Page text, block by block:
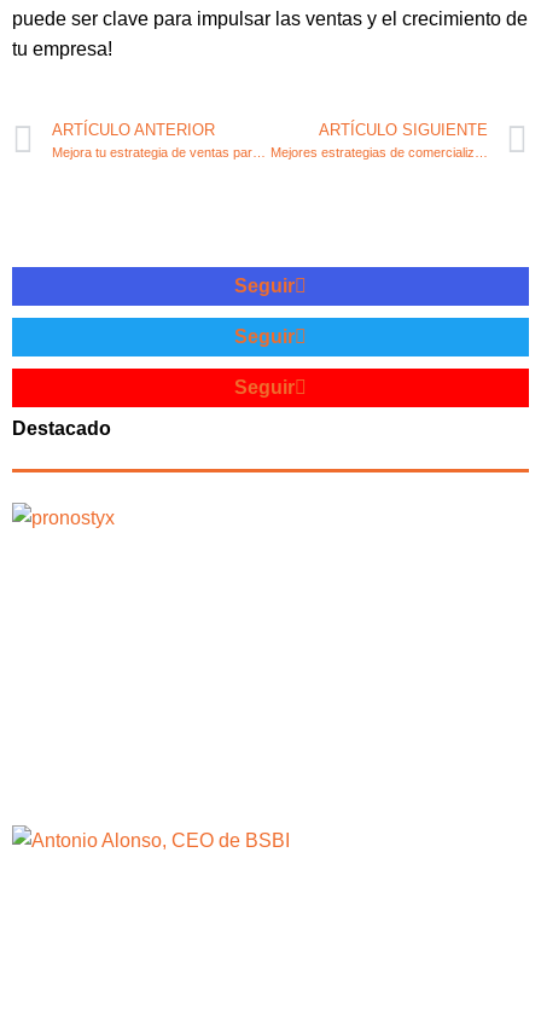
puede ser clave para impulsar las ventas y el crecimiento de
tu empresa!
ARTÍCULO ANTERIOR ARTÍCULO SIGUIENTE
Seguir
Seguir
Seguir
Destacado